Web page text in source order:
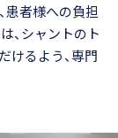
患者様への負担
、シャントのト
けるよう、専門